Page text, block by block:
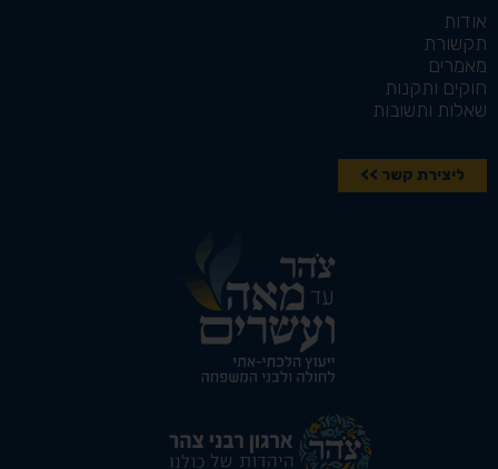
אודות
תקשורת
מאמרים
חוקים ותקנות
שאלות ותשובות
ליצירת קשר >>